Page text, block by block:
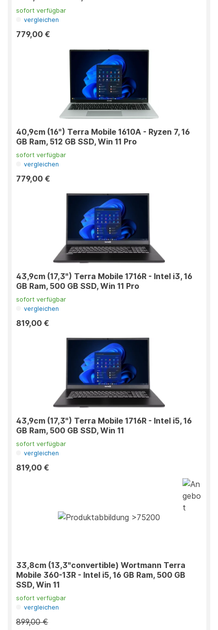
sofort verfügbar
vergleichen
779,00 €
40,9cm (16") Terra Mobile 1610A - Ryzen 7, 16
GB Ram, 512 GB SSD, Win 11 Pro
sofort verfügbar
vergleichen
779,00 €
43,9cm (17,3") Terra Mobile 1716R - Intel i3, 16
GB Ram, 500 GB SSD, Win 11 Pro
sofort verfügbar
vergleichen
819,00 €
43,9cm (17,3") Terra Mobile 1716R - Intel i5, 16
GB Ram, 500 GB SSD, Win 11
sofort verfügbar
vergleichen
819,00 €
33,8cm (13,3"convertible) Wortmann Terra
Mobile 360-13R - Intel i5, 16 GB Ram, 500 GB
SSD, Win 11
sofort verfügbar
vergleichen
899,00 €